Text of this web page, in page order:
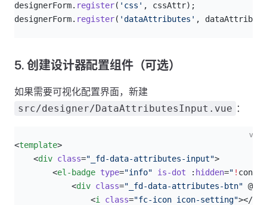
designerForm. register( 'css' , cssAttr);
designerForm. register( 'dataAttributes' ,
5. 创建设计器配置组件（可选）
如果需要可视化配置界面，新建
src/designer/DataAttributesInput.vue ：
vue
<template>
    <
div class="_fd-data-attributes-input">
        <
el-badge type="info" is-dot : hidden=" !
            <
div class="_fd-data-attributes-btn" @
                <
i class="fc-icon icon-setting"></